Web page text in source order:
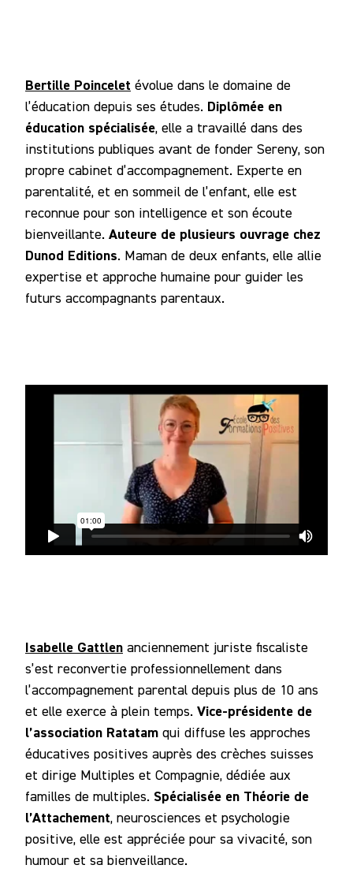
Bertille Poincelet évolue dans le domaine de
l’éducation depuis ses études. Diplômée en
éducation spécialisée, elle a travaillé dans des
institutions publiques avant de fonder Sereny, son
propre cabinet d’accompagnement. Experte en
parentalité, et en sommeil de l’enfant, elle est
reconnue pour son intelligence et son écoute
bienveillante. Auteure de plusieurs ouvrage chez
Dunod Editions. Maman de deux enfants, elle allie
expertise et approche humaine pour guider les
futurs accompagnants parentaux.
Isabelle Gattlen anciennement juriste fiscaliste
s’est reconvertie professionnellement dans
l’accompagnement parental depuis plus de 10 ans
et elle exerce à plein temps. Vice-présidente de
l’association Ratatam qui diffuse les approches
éducatives positives auprès des crèches suisses
et dirige Multiples et Compagnie, dédiée aux
familles de multiples. Spécialisée en Théorie de
l’Attachement, neurosciences et psychologie
positive, elle est appréciée pour sa vivacité, son
humour et sa bienveillance.